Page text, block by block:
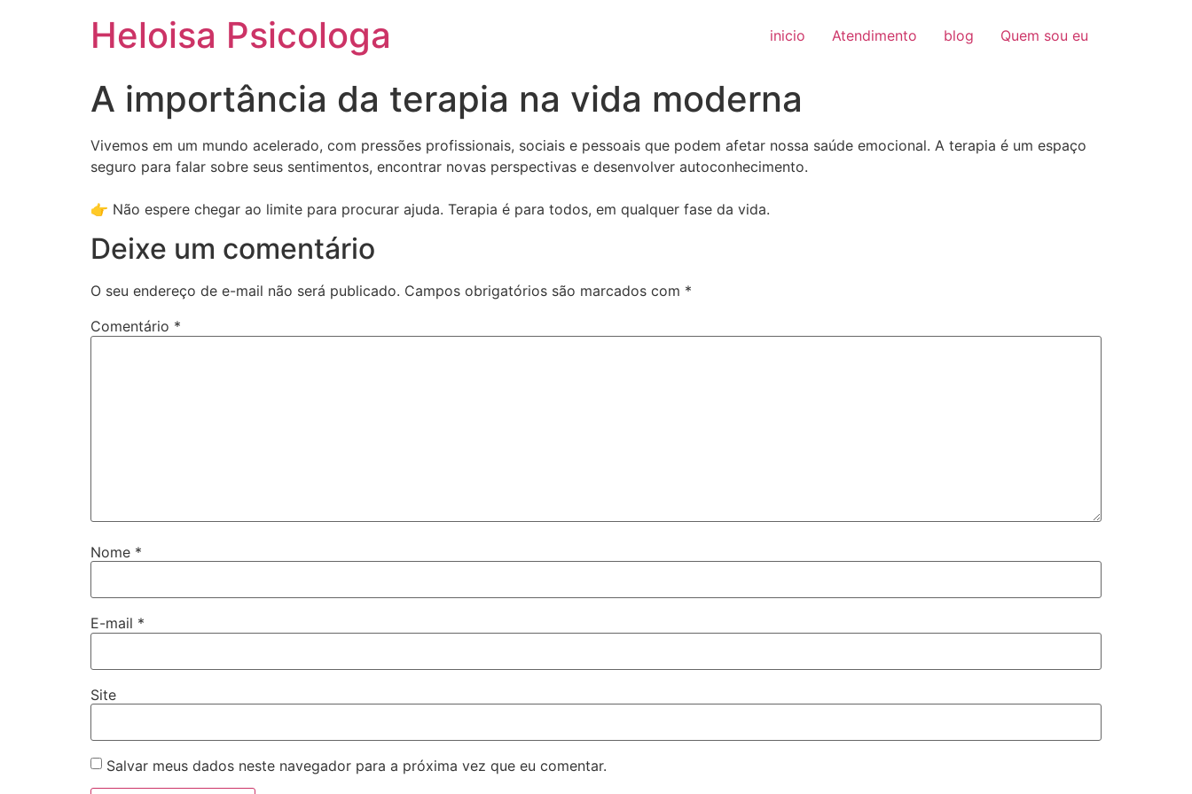
Heloisa Psicologa inicio Atendimento blog Quem sou eu
A importância da terapia na vida moderna
Vivemos em um mundo acelerado, com pressões profissionais, sociais e pessoais que podem afetar nossa saúde emocional. A terapia é um espaço
seguro para falar sobre seus sentimentos, encontrar novas perspectivas e desenvolver autoconhecimento.
👉 Não espere chegar ao limite para procurar ajuda. Terapia é para todos, em qualquer fase da vida.
Deixe um comentário
O seu endereço de e-mail não será publicado. Campos obrigatórios são marcados com *
Comentário *
Nome *
E-mail *
Site
Salvar meus dados neste navegador para a próxima vez que eu comentar.